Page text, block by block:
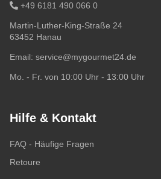
+49 6181 490 066 0
Martin-Luther-King-Straße 24
63452 Hanau
Email: service@mygourmet24.de
Mo. - Fr. von 10:00 Uhr - 13:00 Uhr
Hilfe & Kontakt
FAQ - Häufige Fragen
Retoure